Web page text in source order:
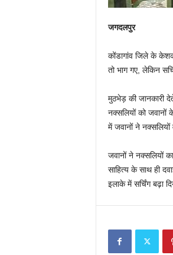
जगदलपुर
कोंडागांव जिले के
तो भाग गए, लेकिन
मुठभेड़ की जानकारी
नक्सलियों को
में जवानों ने
जवानों ने नक्सलियों
साहित्य के साथ ही
इलाके में सर्चिंग बढ़ा